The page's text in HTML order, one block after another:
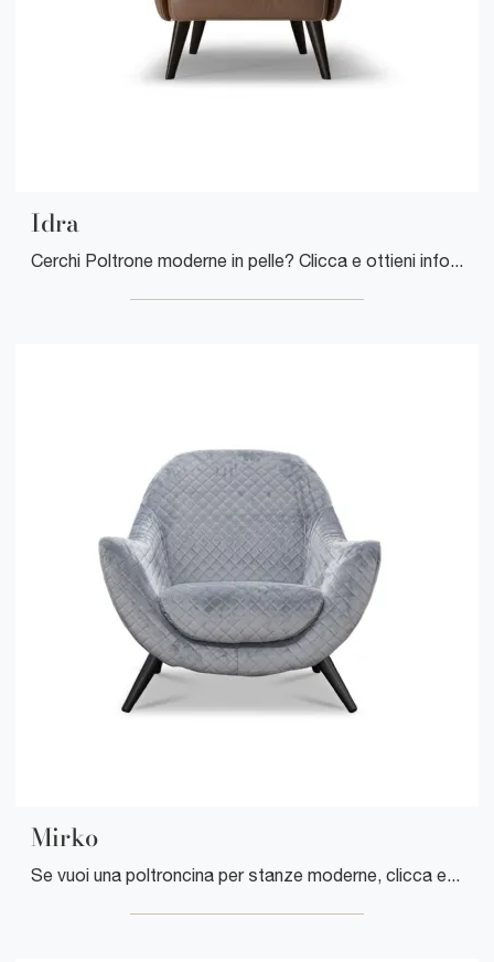
Idra
Cerchi Poltrone moderne in pelle? Clicca e ottieni informazioni sul modello Idra di Cuborosso.
Mirko
Se vuoi una poltroncina per stanze moderne, clicca e leggi di più sul modello Mirko in tessuto dell'azienda Cuborosso.